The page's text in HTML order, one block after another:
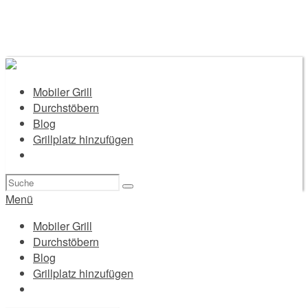
Mobiler Grill
Durchstöbern
Blog
Grillplatz hinzufügen
Suchen
nach:
Menü
Mobiler Grill
Durchstöbern
Blog
Grillplatz hinzufügen